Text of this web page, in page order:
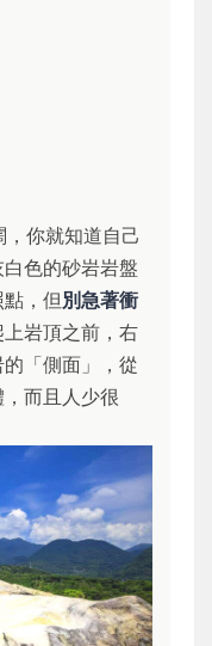
你就知道自己
色的砂岩岩盤
，但別急著衝
岩頂之前，右
「側面」，從
而且人少很